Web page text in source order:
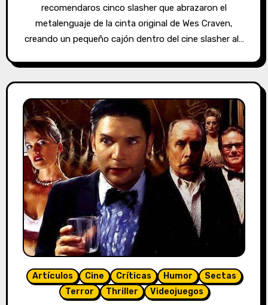
recomendaros cinco slasher que abrazaron el
metalenguaje de la cinta original de Wes Craven,
creando un pequeño cajón dentro del cine slasher al…
Artículos Cine Críticas Humor
Sectas
Terror
Thriller Videojuegos